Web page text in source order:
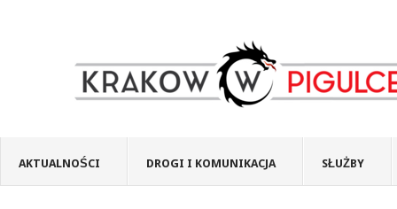
AKTUALNOŚCI DROGI I KOMUNIKACJA SŁUŻBY